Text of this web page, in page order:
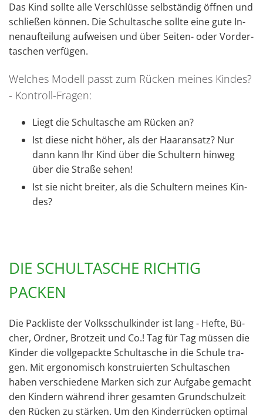
Das Kind soll­te alle Ver­schlüs­se selb­stän­dig öff­nen und
schlie­ßen kön­nen. Die Schul­ta­sche soll­te eine gute In­
nen­auf­tei­lung auf­wei­sen und über Sei­ten- oder Vor­der­
ta­schen ver­fü­gen.
Wel­ches Mo­dell passt zum Rü­cken mei­nes Kin­des?
- Kon­troll-Fra­gen:
Liegt die Schul­ta­sche am Rü­cken an?
Ist diese nicht höher, als der Haar­an­satz? Nur
dann kann Ihr Kind über die Schul­tern hin­weg
über die Stra­ße sehen!
Ist sie nicht brei­ter, als die Schul­tern mei­nes Kin­
des?
DIE SCHULTASCHE RICHTIG
PACKEN
Die Pack­lis­te der Volks­schul­kin­der ist lang - Hefte, Bü­
cher, Ord­ner, Brot­zeit und Co.! Tag für Tag müs­sen die
Kin­der die voll­ge­pack­te Schul­ta­sche in die Schu­le tra­
gen. Mit er­go­no­misch kon­stru­ier­ten Schul­ta­schen
haben ver­schie­de­ne Mar­ken sich zur Auf­ga­be ge­macht
den Kin­dern wäh­rend ihrer ge­sam­ten Grund­schul­zeit
den Rü­cken zu stär­ken. Um den Kin­der­rü­cken op­ti­mal